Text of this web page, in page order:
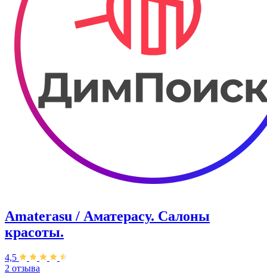
Amaterasu / Аматерасу. Салоны
красоты.
4,5
2 отзыва